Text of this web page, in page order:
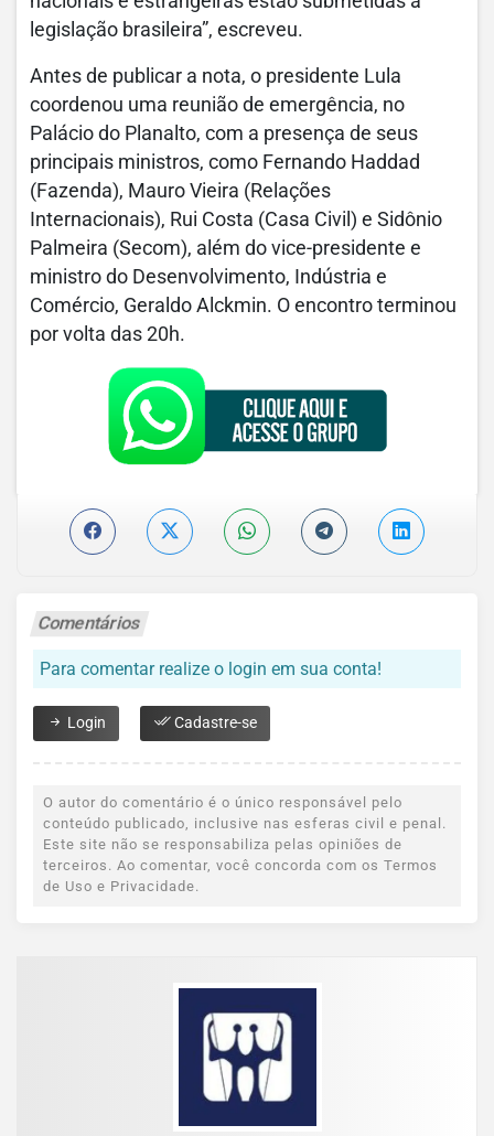
legislação brasileira”, escreveu.
Antes de publicar a nota, o presidente Lula
coordenou uma reunião de emergência, no
Palácio do Planalto, com a presença de seus
principais ministros, como Fernando Haddad
(Fazenda), Mauro Vieira (Relações
Internacionais), Rui Costa (Casa Civil) e Sidônio
Palmeira (Secom), além do vice-presidente e
ministro do Desenvolvimento, Indústria e
Comércio, Geraldo Alckmin. O encontro terminou
por volta das 20h.
Comentários
Para comentar realize o login em sua conta!
Login Cadastre-se
O autor do comentário é o único responsável pelo
conteúdo publicado, inclusive nas esferas civil e penal.
Este site não se responsabiliza pelas opiniões de
terceiros. Ao comentar, você concorda com os Termos
de Uso e Privacidade.